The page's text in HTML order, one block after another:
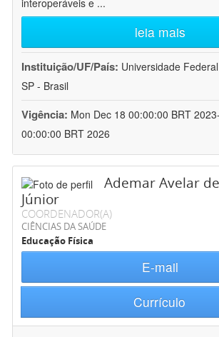
interoperáveis e ...
leia mais
Instituição/UF/País: Universidade
SP - Brasil
Vigência: Mon Dec 18 00:00:00 BRT
00:00:00 BRT 2026
Ademar Avelar
Júnior
COORDENADOR(A)
CIÊNCIAS DA SAÚDE
Educação Física
E-mail
Currículo